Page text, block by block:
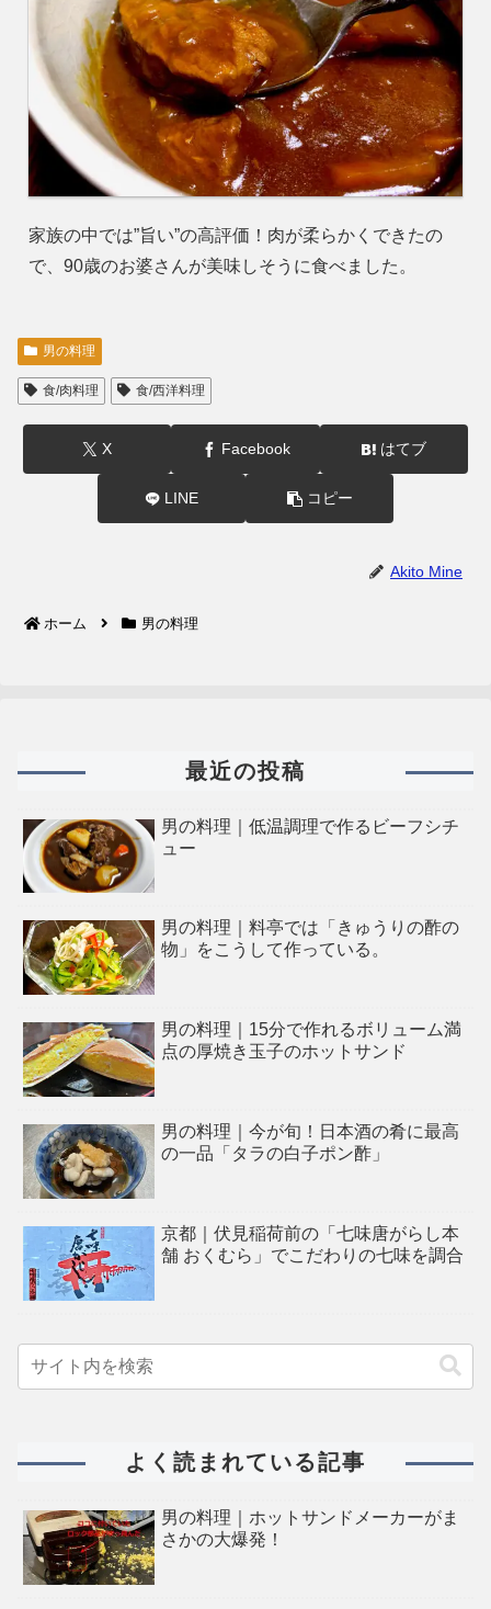
家族の中では”旨い”の高評価！肉が柔らかくできたの
で、90歳のお婆さんが美味しそうに食べました。
男の料理
食/肉料理 食/西洋料理
X Facebook はてブ
LINE コピー
Akito Mine
ホーム 男の料理
最近の投稿
男の料理｜低温調理で作るビーフシチ
ュー
男の料理｜料亭では「きゅうりの酢の
物」をこうして作っている。
男の料理｜15分で作れるボリューム満
点の厚焼き玉子のホットサンド
男の料理｜今が旬！日本酒の肴に最高
の一品「タラの白子ポン酢」
京都｜伏見稲荷前の「七味唐がらし本
舗 おくむら」でこだわりの七味を調合
よく読まれている記事
男の料理｜ホットサンドメーカーがま
さかの大爆発！